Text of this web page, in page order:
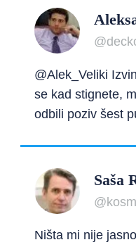
@Alek_Veliki
se kad stignete,
odbili poziv šest
Saša
Ništa mi nije